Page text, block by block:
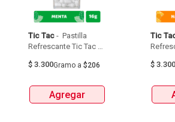
Tic Tac - Pastilla
Refrescante Tic Tac 16
$ 3.300Gramo a $206
Agregar
Tic
$ 3.300